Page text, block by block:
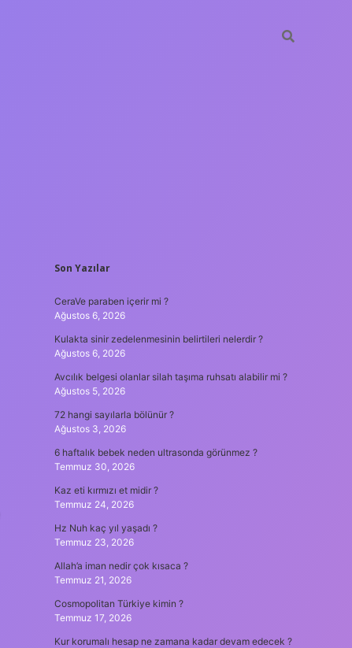
SIDEBAR
Son Yazılar
CeraVe paraben içerir mi ?
Ağustos 6, 2026
Kulakta sinir zedelenmesinin belirtileri nelerdir ?
Ağustos 6, 2026
Avcılık belgesi olanlar silah taşıma ruhsatı alabilir mi ?
Ağustos 5, 2026
72 hangi sayılarla bölünür ?
Ağustos 3, 2026
6 haftalık bebek neden ultrasonda görünmez ?
Temmuz 30, 2026
Kaz eti kırmızı et midir ?
Temmuz 24, 2026
Hz Nuh kaç yıl yaşadı ?
Temmuz 23, 2026
Allah’a iman nedir çok kısaca ?
Temmuz 21, 2026
Cosmopolitan Türkiye kimin ?
Temmuz 17, 2026
Kur korumalı hesap ne zamana kadar devam edecek ?